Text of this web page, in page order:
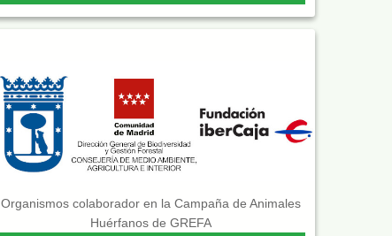
Organismos colaborador en la Campaña de Animales
Huérfanos de GREFA